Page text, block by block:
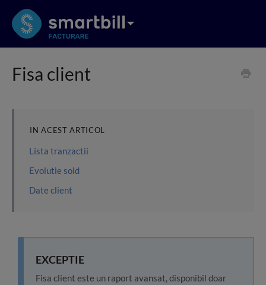
Fisa client
IN ACEST ARTICOL
Lista tranzactii
Evolutie sold
Date client
EXCEPTIE
Fisa client este un raport avansat, disponibil doar